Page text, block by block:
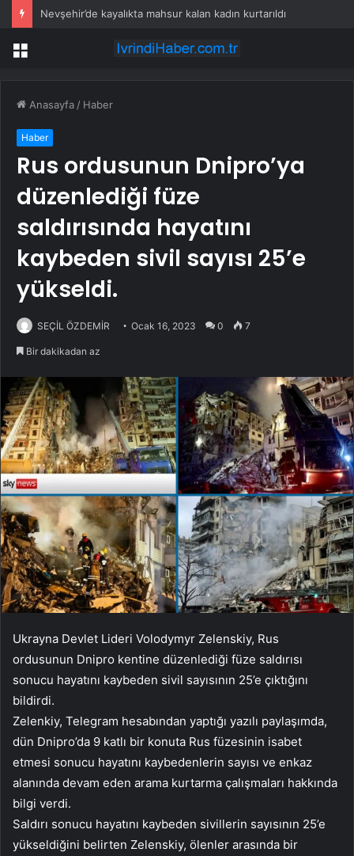
Nevşehir’de kayalıkta mahsur kalan kadın kurtarıldı
Menü
Anasayfa / Haber
Haber
Rus ordusunun Dnipro’ya
düzenlediği füze
saldırısında hayatını
kaybeden sivil sayısı 25’e
yükseldi.
SEÇİL ÖZDEMİR Ocak 16, 2023 0 7
Bir dakikadan az
Ukrayna Devlet Lideri Volodymyr Zelenskiy, Rus
ordusunun Dnipro kentine düzenlediği füze saldırısı
sonucu hayatını kaybeden sivil sayısının 25’e çıktığını
bildirdi.
Zelenkiy, Telegram hesabından yaptığı yazılı paylaşımda,
dün Dnipro’da 9 katlı bir konuta Rus füzesinin isabet
etmesi sonucu hayatını kaybedenlerin sayısı ve enkaz
alanında devam eden arama kurtarma çalışmaları hakkında
bilgi verdi.
Saldırı sonucu hayatını kaybeden sivillerin sayısının 25’e
yükseldiğini belirten Zelenskiy, ölenler arasında bir